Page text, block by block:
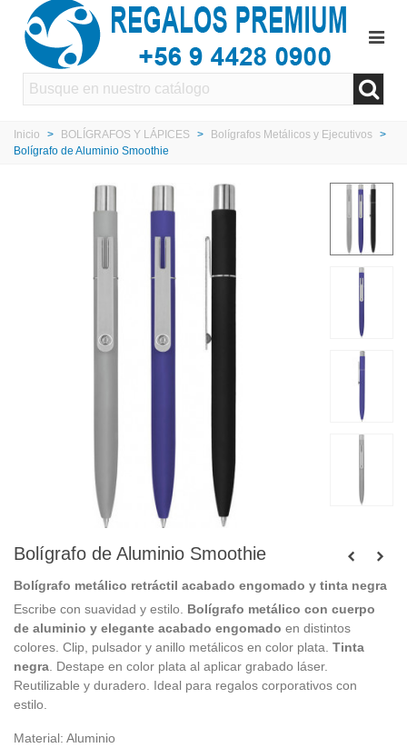
Inicio > BOLÍGRAFOS Y LÁPICES > Bolígrafos Metálicos y Ejecutivos >
Bolígrafo de Aluminio Smoothie
Bolígrafo de Aluminio Smoothie
Bolígrafo metálico retráctil acabado engomado y tinta negra
Escribe con suavidad y estilo. Bolígrafo metálico con cuerpo
de aluminio y elegante acabado engomado en distintos
colores. Clip, pulsador y anillo metálicos en color plata. Tinta
negra . Destape en color plata al aplicar grabado láser.
Reutilizable y duradero. Ideal para regalos corporativos con
estilo.
Material: Aluminio